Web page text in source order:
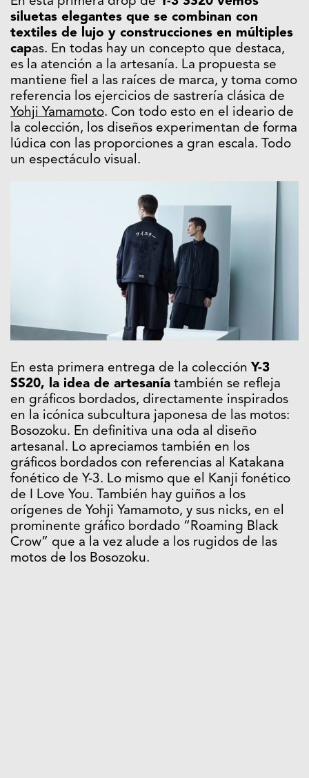
siluetas elegantes que se combinan con
textiles de lujo y construcciones en múltiples
capas. En todas hay un concepto que destaca,
es la atención a la artesanía. La propuesta se
mantiene fiel a las raíces de marca, y toma como
referencia los ejercicios de sastrería clásica de
Yohji Yamamoto. Con todo esto en el ideario de
la colección, los diseños experimentan de forma
lúdica con las proporciones a gran escala. Todo
un espectáculo visual.
En esta primera entrega de la colección Y-3
SS20, la idea de artesanía también se refleja
en gráficos bordados, directamente inspirados
en la icónica subcultura japonesa de las motos:
Bosozoku. En definitiva una oda al diseño
artesanal. Lo apreciamos también en los
gráficos bordados con referencias al Katakana
fonético de Y-3. Lo mismo que el Kanji fonético
de I Love You. También hay guiños a los
orígenes de Yohji Yamamoto, y sus nicks, en el
prominente gráfico bordado “Roaming Black
Crow” que a la vez alude a los rugidos de las
motos de los Bosozoku.